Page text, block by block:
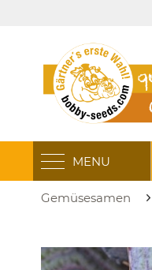
MENU
Gemüsesamen